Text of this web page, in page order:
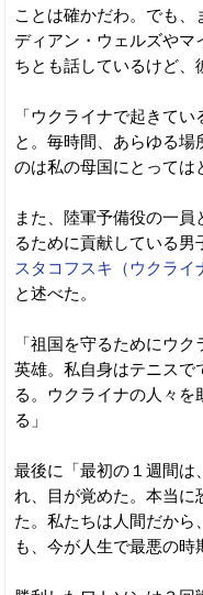
ことは確かだわ。でも
ディアン・ウェルズやマ
ちとも話しているけど、
「ウクライナで起きて
と。毎時間、あらゆる場
のは私の母国にとっては
また、陸軍予備役の一
るために貢献している
スタコフスキ（ウクライ
と述べた。
「祖国を守るためにウ
英雄。私自身はテニスで
る。ウクライナの人々
る」
最後に「最初の１週間は
れ、目が覚めた。本当に
た。私たちは人間だから
も、今が人生で最悪の時